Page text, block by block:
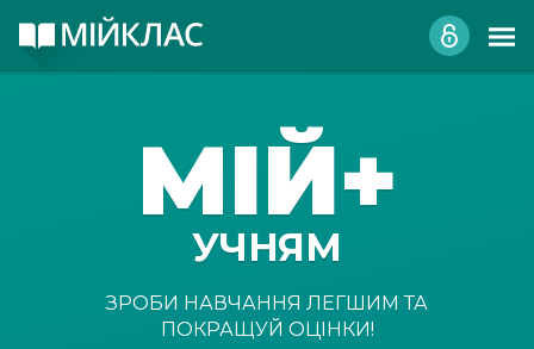
МІЙ+
УЧНЯМ
ЗРОБИ НАВЧАННЯ ЛЕГШИМ ТА
ПОКРАЩУЙ ОЦІНКИ!